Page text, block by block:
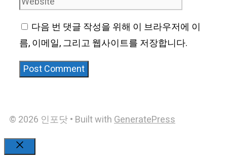
다음 번 댓글 작성을 위해 이 브라우저에 이
름, 이메일, 그리고 웹사이트를 저장합니다.
© 2026 인포닷• Built withGeneratePress